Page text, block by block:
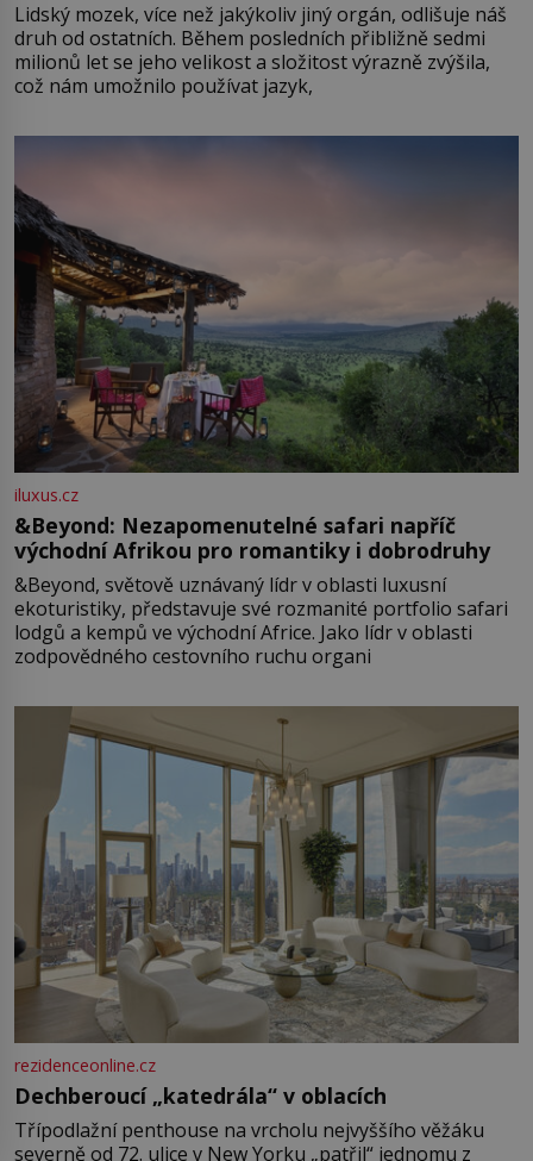
Lidský mozek, více než jakýkoliv jiný orgán, odlišuje náš
druh od ostatních. Během posledních přibližně sedmi
milionů let se jeho velikost a složitost výrazně zvýšila,
což nám umožnilo používat jazyk,
iluxus.cz
&Beyond: Nezapomenutelné safari napříč
východní Afrikou pro romantiky i dobrodruhy
&Beyond, světově uznávaný lídr v oblasti luxusní
ekoturistiky, představuje své rozmanité portfolio safari
lodgů a kempů ve východní Africe. Jako lídr v oblasti
zodpovědného cestovního ruchu organi
rezidenceonline.cz
Dechberoucí „katedrála“ v oblacích
Třípodlažní penthouse na vrcholu nejvyššího věžáku
severně od 72. ulice v New Yorku „patřil“ jednomu z